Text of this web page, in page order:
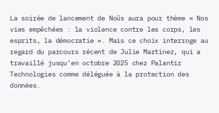
La soirée de lancement de Noûs aura pour thème « Nos
vies empêchées : la violence contre les corps, les
esprits, la démocratie ». Mais ce choix interroge au
regard du parcours récent de Julie Martinez, qui a
travaillé jusqu’en octobre 2025 chez Palantir
Technologies comme déléguée à la protection des
données.